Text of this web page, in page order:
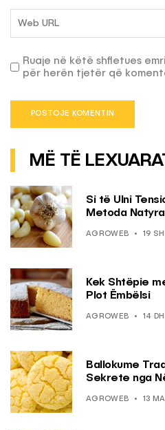
Ruaje në këtë shfletues
për herën tjetër që
MË TË
Si të Ulni
Metoda
AGROWEB 19
Kek Shtëpie
Plot Ëmbëlsi
AGROWEB 14
Ballokume
Sekrete nga
AGROWEB 13